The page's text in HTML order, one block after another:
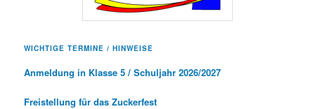
WICHTIGE TERMINE / HINWEISE
Anmeldung in Klasse 5 / Schuljahr 2026/2027
Freistellung für das Zuckerfest